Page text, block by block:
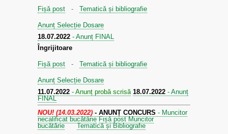
Fișă post - Tematică și bibliografie
Anunț Selecție Dosare
18.07.2022 - Anunț FINAL
Îngrijitoare
Fișă post - Tematică și bibliografie
Anunț Selecție Dosare
11.07.2022 - Anunț probă scrisă 18.07.2022 - Anunț
FINAL
NOU! (14.03.2022) - ANUNȚ CONCURS - Muncitor
necalificat bucătărie Fișă post Muncitor
bucătărie
Tematică și Bibliografie